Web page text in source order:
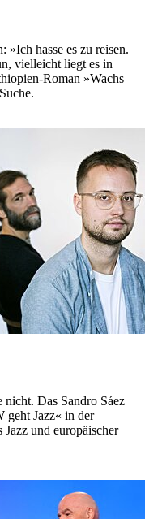
»Ich hasse es zu reisen.
vielleicht liegt es in
Roman »Wachs
Das Sandro Sáez
geht Jazz« in der
und europäischer